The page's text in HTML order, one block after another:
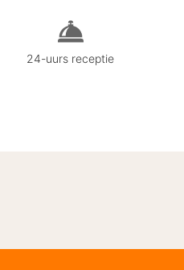
24-uurs receptie